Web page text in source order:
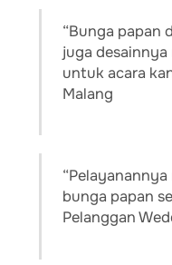
“Bunga papan
juga
untuk acara
Malang
bunga papan
Pelanggan